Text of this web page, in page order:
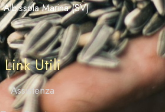
Albissola Marina (SV)
Link Utili
Assistenza